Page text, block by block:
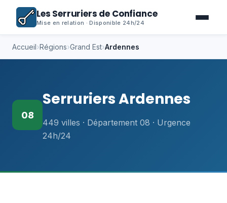
Les Serruriers de Confiance
Mise en relation · Disponible 24h/24
Accueil›Régions›Grand Est›Ardennes
08
Serruriers Ardennes
449 villes · Département 08 · Urgence
24h/24